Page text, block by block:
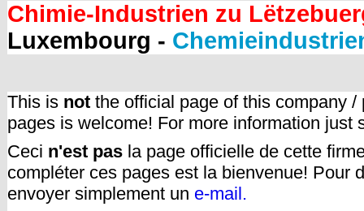
Chimie-Industrien zu
Luxembourg -
This is not the official page of this company
pages is welcome! For more information just
Ceci n'est pas la page officielle de cette
compléter ces pages est la bienvenue! Pour
envoyer simplement un e-mail.